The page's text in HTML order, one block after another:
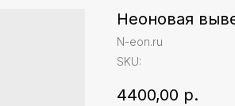
Неоновая
N-eon.ru
SKU:
4400,00 р.